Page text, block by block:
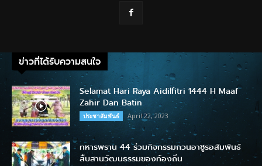
ข่าวที่ได้รับความสนใจ
Selamat Hari Raya Aidilfitri 1444 H Maaf
Zahir Dan Batin
ประชาสัมพันธ์ April 22, 2023
ทหารพราน 44 ร่วมกิจกรรมกวนอาซูรอสัมพันธ์
สืบสานวัฒนธรรมของท้องถิ่น